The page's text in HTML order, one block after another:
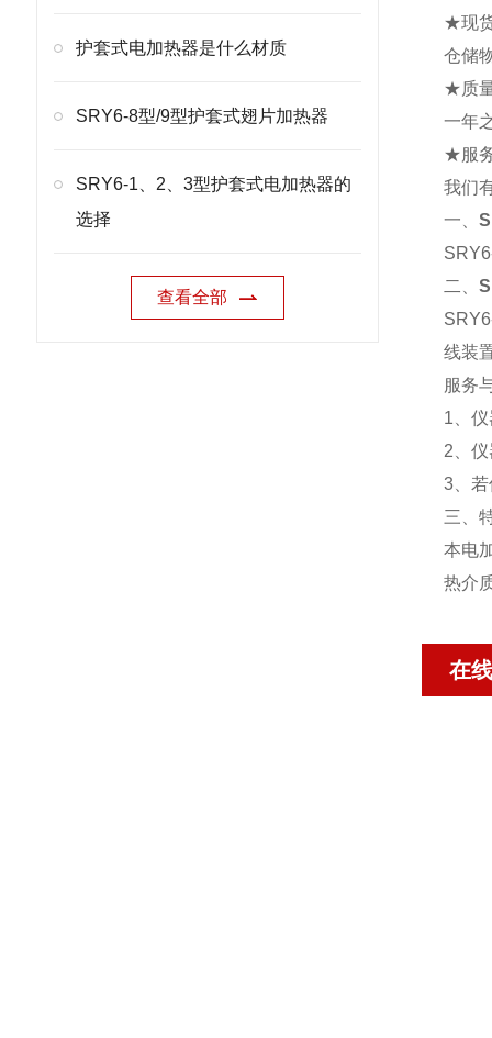
护套式电加热器是什么材质
SRY6-8型/9型护套式翅片加热器
SRY6-1、2、3型护套式电加热器的
选择
查看全部
★现
仓储
★质
一年
★服
我们
一、
二、
线装
服务
1、
2、
3、
三、
本电
热介
在